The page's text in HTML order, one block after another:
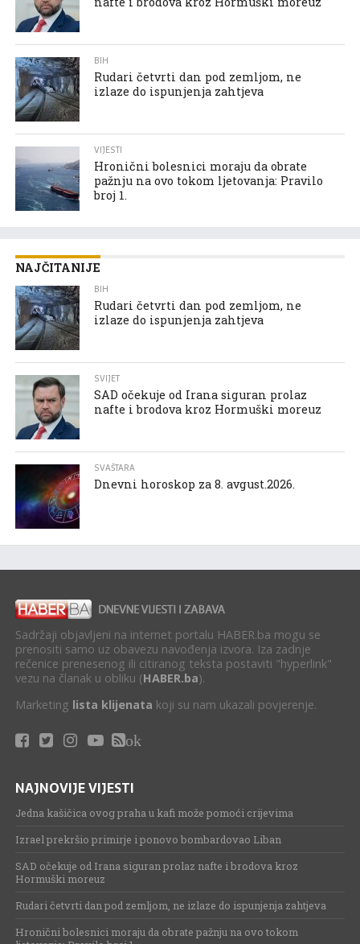
BIH
Rudari četvrti dan pod zemljom, ne
izlaze do ispunjenja zahtjeva
VIJESTI
Hronični bolesnici moraju da obrate
pažnju na ovo tokom ljetovanja: Pravilo
broj 1.
NAJČITANIJE
BIH
Rudari četvrti dan pod zemljom, ne
izlaze do ispunjenja zahtjeva
SVIJET
SAD očekuje od Irana siguran prolaz
nafte i brodova kroz Hormuški moreuz
SVAŠTARA
Dnevni horoskop za 8. avgust.2026.
Sadržaji objavljeni na internet portalu HABER.ba mogu se
prenositi samo uz obavezu navođenja izvora. Iza zadnje
rečenice prenesenog ili citiranog teksta postaviti "hyperlink"
vezu na članak u obliku (HABER.ba).
Marketing lista klijenata koji su nam ukazali povjerenje.
ok
NAJNOVIJE VIJESTI
Jedna kašičica ovog praha u kafi može pomoći crijevima
Izrael prekršio primirje i ponovo bombardovao Liban
SAD očekuje od Irana siguran prolaz nafte i brodova kroz
Hormuški moreuz
Rudari četvrti dan pod zemljom, ne izlaze do ispunjenja zahtjeva
Hronični bolesnici moraju da obrate pažnju na ovo tokom